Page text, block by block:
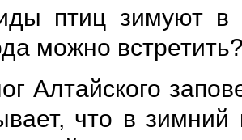
птиц зимуют в
можно
Алтайского
что в